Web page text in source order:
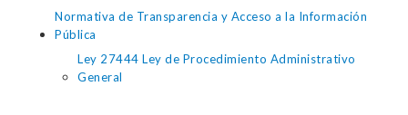
Normativa de Transparencia y Acceso a la Información
Pública
Ley 27444 Ley de Procedimiento Administrativo
General